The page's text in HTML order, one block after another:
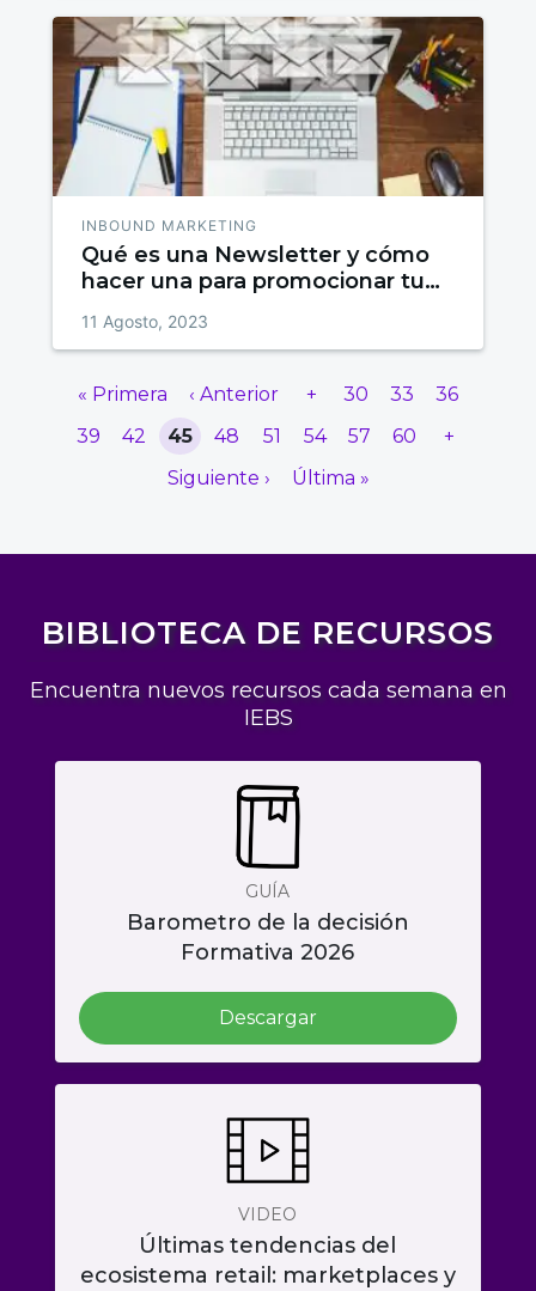
INBOUND MARKETING
Qué es una Newsletter y cómo
hacer una para promocionar tu
11 Agosto, 2023
« Primera ‹ Anterior + 30 33
36
39
42 45 48 51 54 57 60
+
Siguiente ›
Última »
BIBLIOTECA DE RECURSOS
Encuentra nuevos recursos cada semana en
IEBS
GUÍA
Barometro de la decisión
Formativa 2026
Descargar
VIDEO
Últimas tendencias del
ecosistema retail: marketplaces y